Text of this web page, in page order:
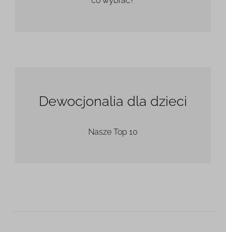
Dewocjonalia dla dzieci
Nasze Top 10